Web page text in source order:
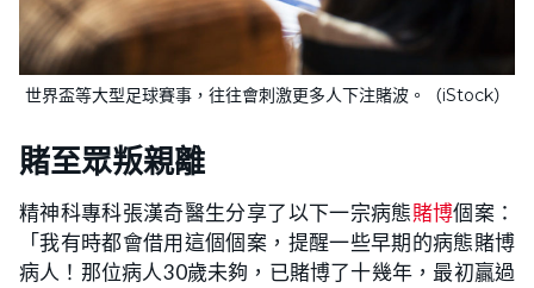
世界盃等大型足球賽事，往往會刺激更多人下注賭波。（iStock）
賭至眾叛親離
精神科專科張漢奇醫生分享了以下一宗病態賭博個案：
「我有時都會借用這個個案，提醒一些早期的病態賭博
病人！那位病人30歲未夠，已賭博了十幾年，最初贏過